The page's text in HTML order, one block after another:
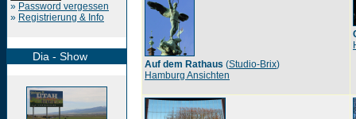
» Password vergessen
» Registrierung & Info
Dia - Show
Auf dem Rathaus (Studio-Brix)
Hamburg Ansichten